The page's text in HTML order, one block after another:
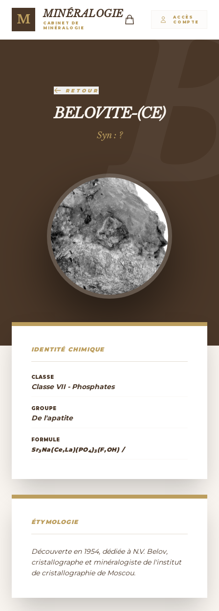
M MINÉRALOGIE
CABINET DE
MINÉRALOGIE
ACCÈS
COMPTE
RETOUR
BELOVITE-(CE)
Syn : ?
IDENTITÉ CHIMIQUE
CLASSE
Classe VII - Phosphates
GROUPE
De l'apatite
FORMULE
Sr3Na(Ce,La)(PO4)3(F,OH) /
ÉTYMOLOGIE
Découverte en 1954, dédiée à N.V. Belov,
cristallographe et minéralogiste de l'institut
de cristallographie de Moscou.